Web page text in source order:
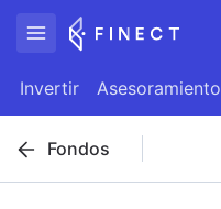
Invertir Asesoramiento
Fondos